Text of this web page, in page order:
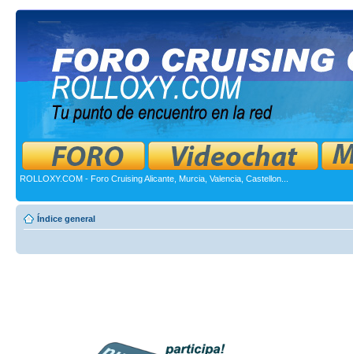
ROLLOXY.COM - Foro Cruising Alicante, Murcia, Valencia, Castellon...
Índice general